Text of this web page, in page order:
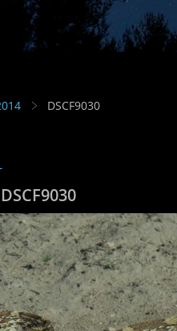
DSCF9030
DSCF9030